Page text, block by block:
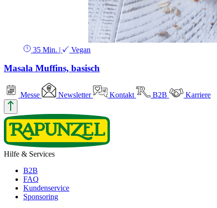
35 Min. | Vegan
Masala Muffins, basisch
Messe Newsletter Kontakt B2B Karriere
Hilfe & Services
B2B
FAQ
Kundenservice
Sponsoring